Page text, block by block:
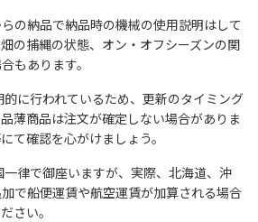
の納品で納品時の機械の使用説明はして
の捕縄の状態、オン・オフシーズンの関
もあります。
に行われているため、更新のタイミング
薄商品は注文が確定しない場合がありま
て確認を心がけましょう。
律で御座いますが、実際、北海道、沖
で船便運賃や航空運賃が加算される場合
さい。